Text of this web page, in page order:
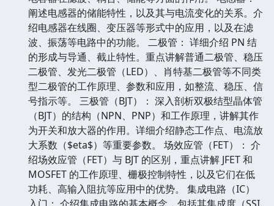
阐述电感器的储能特性，以及其与电流变化的关系。介
绍电感器在线圈、变压器等形式中的应用，以及在滤
波、振荡等电路中的功能。 二极管： 详细介绍 PN 结
的形成与导通、截止特性。重点讲解普通二极管、稳压
二极管、发光二极管（LED）、肖特基二极管等不同类
型二极管的工作原理、参数和应用，如整流、稳压、信
号指示等。 三极管（BJT）： 深入剖析双极结型晶体管
（BJT）的结构（NPN、PNP）和工作原理，讲解其作
为开关和放大器的作用。详细介绍静态工作点、电流放
大系数（$eta$）等重要参数。 场效应管（FET）： 介
绍场效应管（FET）与 BJT 的区别，重点讲解 JFET 和
MOSFET 的工作原理、栅极控制特性，以及它们在低
功耗、高输入阻抗等应用中的优势。 集成电路（IC）